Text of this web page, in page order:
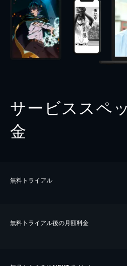
サービススペ
金
無料トライアル
無料トライアル後の⽉額料金